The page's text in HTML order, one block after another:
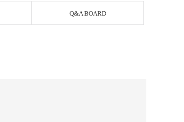
Q&A BOARD